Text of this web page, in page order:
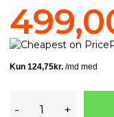
- +